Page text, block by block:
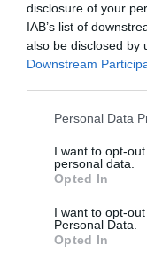
disclosure of your
IAB’s list of
also be disclosed by
Downstream
Personal Data
I want to opt-
personal data.
Opted In
I want to opt-
Personal Data.
Opted In
Alături de noi vor
Rieti, Sezze,
Montecellio,